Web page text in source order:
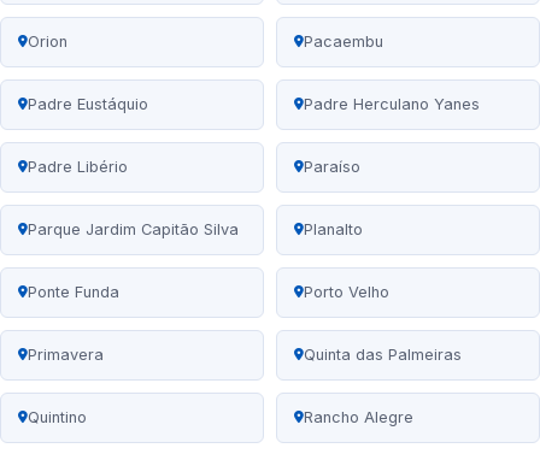
Orion Pacaembu
Padre Eustáquio Padre Herculano Yanes
Padre Libério Paraíso
Parque Jardim Capitão Silva Planalto
Ponte Funda Porto Velho
Primavera Quinta das Palmeiras
Quintino Rancho Alegre